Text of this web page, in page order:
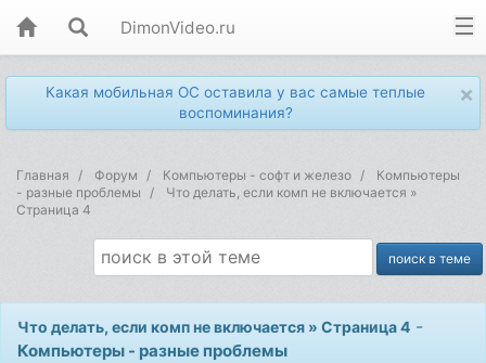
DimonVideo.ru
×
Какая мобильная ОС оставила у вас самые теплые
воспоминания?
Главная Форум Компьютеры - софт и железо
Компьютеры
- разные проблемы
Что делать, если комп не включается »
Страница 4
Что делать, если комп не включается » Страница 4 -
Компьютеры - разные проблемы